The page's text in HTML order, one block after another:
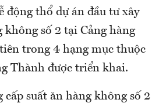
động thổ dự án đầu tư xây
số 2 tại Cảng hàng
trong 4 hạng mục thuộc
Thành được triển khai.
suất ăn hàng không số 2